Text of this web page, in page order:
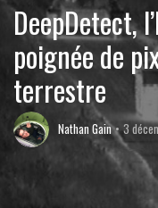
DeepDetect,
poignée de
terrestre
Nathan Gain 3